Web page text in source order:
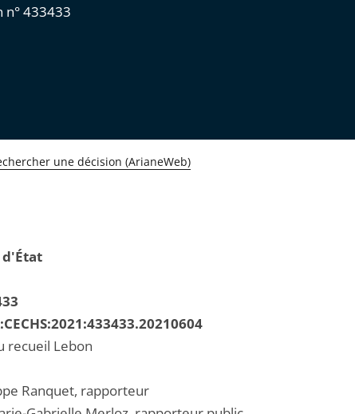
n° 433433
une décision (ArianeWeb)
d'État
recueil Lebon
Ranquet, rapporteur